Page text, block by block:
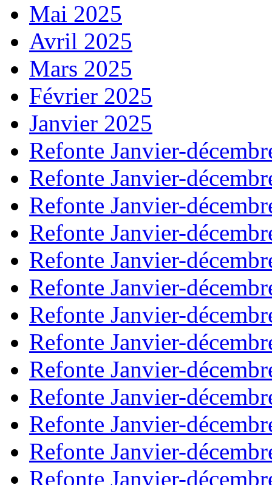
Mai 2025
Avril 2025
Mars 2025
Février 2025
Janvier 2025
Refonte Janvier-
Refonte Janvier-
Refonte Janvier-
Refonte Janvier-
Refonte Janvier-
Refonte Janvier-
Refonte Janvier-
Refonte Janvier-
Refonte Janvier-
Refonte Janvier-
Refonte Janvier-
Refonte Janvier-
Refonte Janvier-